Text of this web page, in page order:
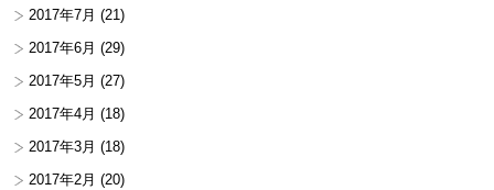
2017年7月 (21)
2017年6月 (29)
2017年5月 (27)
2017年4月 (18)
2017年3月 (18)
2017年2月 (20)